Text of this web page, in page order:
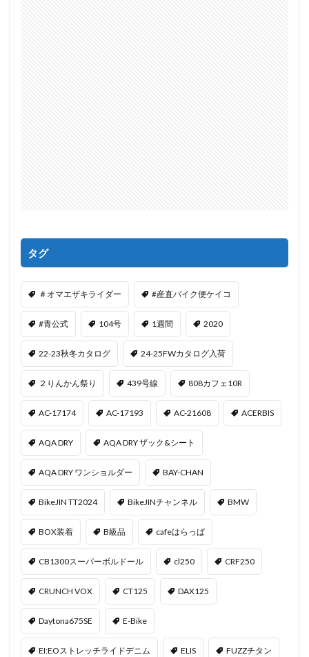
タグ
＃オマエザキライダー #産直バイク便ケイコ
#青公式 104号 1週間 2020
22-23秋冬カタログ 24-25FWカタログ入荷
２りんかん祭り 439号線 808カフェ10R
AC-17174 AC-17193 AC-21608 ACERBIS
AQA DRY AQA DRY ザック&シート
AQA DRY ワンショルダー BAY-CHAN
BikeJIN TT2024 BikeJINチャンネル BMW
BOX装着 B級品 cafeはらっぱ
CB1300スーパーボルドール cl250 CRF250
CRUNCH VOX CT125 DAX125
Daytona675SE E-Bike
EI:EOストレッチライドデニム ELIS FUZZチタン